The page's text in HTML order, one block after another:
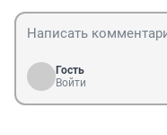
Гость
Войти